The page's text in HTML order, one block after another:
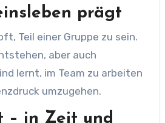
prägt
Teil einer Gruppe zu sein.
aber auch
lernt, im Team zu arbeiten
umzugehen.
– in Zeit und